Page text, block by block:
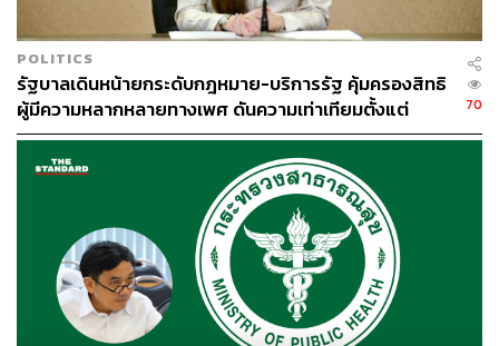
POLITICS
รัฐบาลเดินหน้ายกระดับกฎหมาย-บริการรัฐ คุ้มครองสิทธิ
ผู้มีความหลากหลายทางเพศ ดันความเท่าเทียมตั้งแต่
หลักสูตรในห้องเรียนถึงที่ทำงาน
70